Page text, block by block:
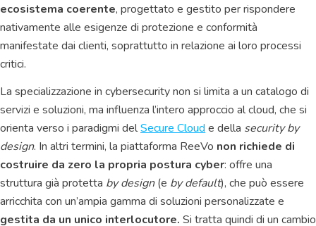
ecosistema coerente, progettato e gestito per rispondere
nativamente alle esigenze di protezione e conformità
manifestate dai clienti, soprattutto in relazione ai loro processi
critici.
La specializzazione in cybersecurity non si limita a un catalogo di
servizi e soluzioni, ma influenza l’intero approccio al cloud, che si
orienta verso i paradigmi delSecure Cloud e della security by
design. In altri termini, la piattaforma ReeVo non richiede di
costruire da zero la propria postura cyber: offre una
struttura già protetta by design(e by default), che può essere
arricchita con un’ampia gamma di soluzioni personalizzate e
gestita da un unico interlocutore. Si tratta quindi di un cambio